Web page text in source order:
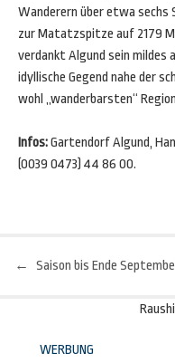
Wanderern über etwa sechs
zur Matatzspitze auf 2179
verdankt Algund sein mildes
idyllische Gegend nahe der
wohl „wanderbarsten“
Infos:Gartendorf Algund,
(0039 0473) 44 86 00.
←
WERBUNG